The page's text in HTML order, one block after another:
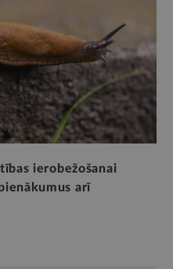
ierobežošanai
arī